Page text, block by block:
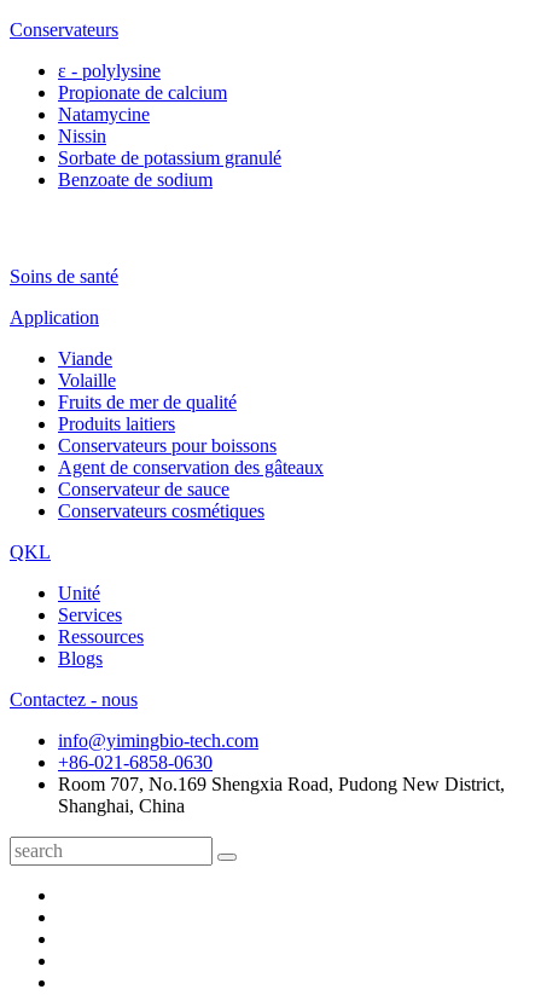
Conservateurs
ε - polylysine
Propionate de calcium
Natamycine
Nissin
Sorbate de potassium granulé
Benzoate de sodium
Soins de santé
Application
Viande
Volaille
Fruits de mer de qualité
Produits laitiers
Conservateurs pour boissons
Agent de conservation des gâteaux
Conservateur de sauce
Conservateurs cosmétiques
QKL
Unité
Services
Ressources
Blogs
Contactez - nous
info@yimingbio-tech.com
+86-021-6858-0630
Room 707, No.169 Shengxia Road, Pudong New District,
Shanghai, China